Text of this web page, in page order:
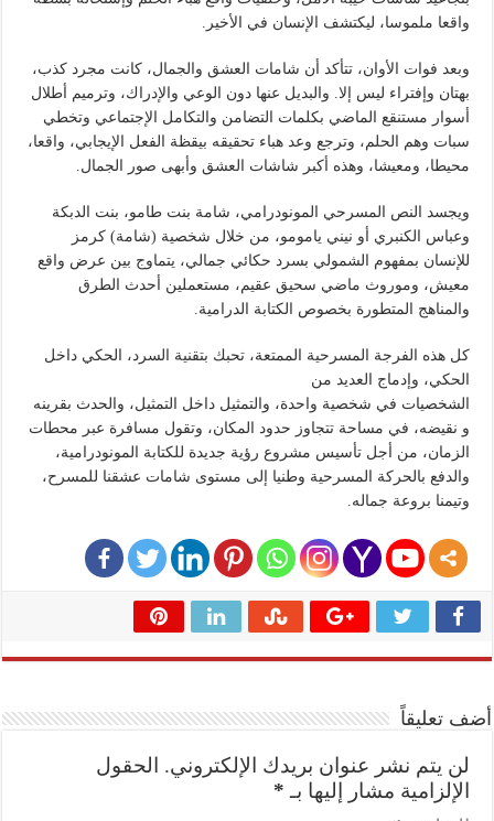
واقعا ملموسا، ليكتشف الإنسان في الأخير.
وبعد فوات الأوان، تتأكد أن شامات العشق والجمال، كانت مجرد كذب،
بهتان وإفتراء ليس إلا. والبديل عنها دون الوعي والإدراك، وترميم أطلال
أسوار مستنقع الماضي بكلمات التضامن والتكامل الإجتماعي وتخطي
سبات وهم الحلم، وترجع وعد هباء تحقيقه بيقظة الفعل الإيجابي، واقعا،
محيطا، ومعيشا، وهذه أكبر شاشات العشق وأبهى صور الجمال.
ويجسد النص المسرحي المونودرامي، شامة بنت طامو، بنت الدبكة
وعباس الكنبري أو نيني يامومو، من خلال شخصية (شامة) كرمز
للإنسان بمفهوم الشمولي بسرد حكائي جمالي، يتماوج بين عرض واقع
معيش، وموروث ماضي سحيق عقيم، مستعملين أحدث الطرق
والمناهج المتطورة بخصوص الكتابة الدرامية.
كل هذه الفرجة المسرحية الممتعة، تحبك بتقنية السرد، الحكي داخل
الحكي، وإدماج العديد من
الشخصيات في شخصية واحدة، والتمثيل داخل التمثيل، والحدث بقرينه
و نقيضه، في مساحة تتجاوز حدود المكان، وتقول مسافرة عبر محطات
الزمان، من أجل تأسيس مشروع رؤية جديدة للكتابة المونودرامية،
والدفع بالحركة المسرحية وطنيا إلى مستوى شامات عشقنا للمسرح،
وتيمنا بروعة جماله.
أضف تعليقاً
لن يتم نشر عنوان بريدك الإلكتروني.
الحقول
الإلزامية مشار إليها بـ *